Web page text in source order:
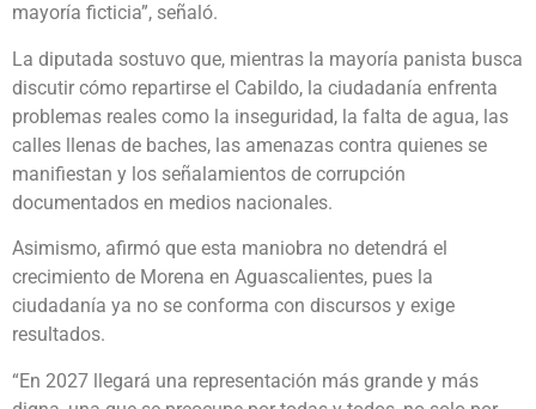
mayoría ficticia”, señaló.
La diputada sostuvo que, mientras la mayoría panista busca
discutir cómo repartirse el Cabildo, la ciudadanía enfrenta
problemas reales como la inseguridad, la falta de agua, las
calles llenas de baches, las amenazas contra quienes se
manifiestan y los señalamientos de corrupción
documentados en medios nacionales.
Asimismo, afirmó que esta maniobra no detendrá el
crecimiento de Morena en Aguascalientes, pues la
ciudadanía ya no se conforma con discursos y exige
resultados.
“En 2027 llegará una representación más grande y más